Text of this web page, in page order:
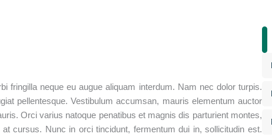
fringilla neque eu augue aliquam interdum. Nam nec dolor turpis.
pellentesque. Vestibulum accumsan, mauris elementum auctor
Orci varius natoque penatibus et magnis dis parturient montes,
cursus. Nunc in orci tincidunt, fermentum dui in, sollicitudin est.